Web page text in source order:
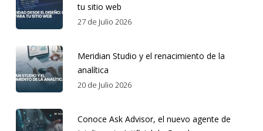
tu sitio web
27 de Julio 2026
Meridian Studio y el renacimiento de la
analítica
20 de Julio 2026
Conoce Ask Advisor, el nuevo agente de